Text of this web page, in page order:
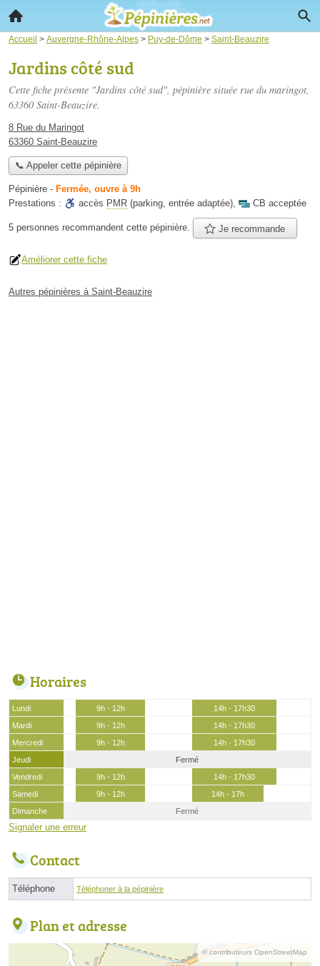
Accueil > Auvergne-Rhône-Alpes > Puy-de-Dôme > Saint-Beauzire
Jardins côté sud
Cette fiche présente "Jardins côté sud", pépinière située rue du maringot,
63360 Saint-Beauzire.
8 Rue du Maringot
63360 Saint-Beauzire
📞 Appeler cette pépinière
Pépinière - Fermée, ouvre à 9h
Prestations :
accès PMR (parking, entrée adaptée), CB acceptée
5 personnes recommandent cette pépinière. Je recommande
Améliorer cette fiche
Autres pépinières à Saint-Beauzire
Horaires
Lundi 9h - 12h
14h - 17h30
Mardi
9h - 12h
14h - 17h30
Mercredi
9h - 12h
14h - 17h30
Jeudi
Fermé
Vendredi
9h - 12h
14h - 17h30
Samedi
9h - 12h
14h - 17h
Dimanche
Fermé
Signaler une erreur
Contact
Téléphone Téléphoner à la pépinière
Plan et adresse
© contributeurs OpenStreetMap